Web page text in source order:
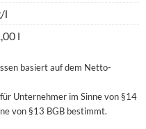
l
l
basiert auf dem Netto-
Unternehmer im Sinne von §14
von §13 BGB bestimmt.